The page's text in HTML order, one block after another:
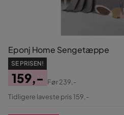
Eponj Home Sengetæppe
SE PRISEN!
Pris
159,-
Original
Før239,-
Tidligere laveste pris 159,-